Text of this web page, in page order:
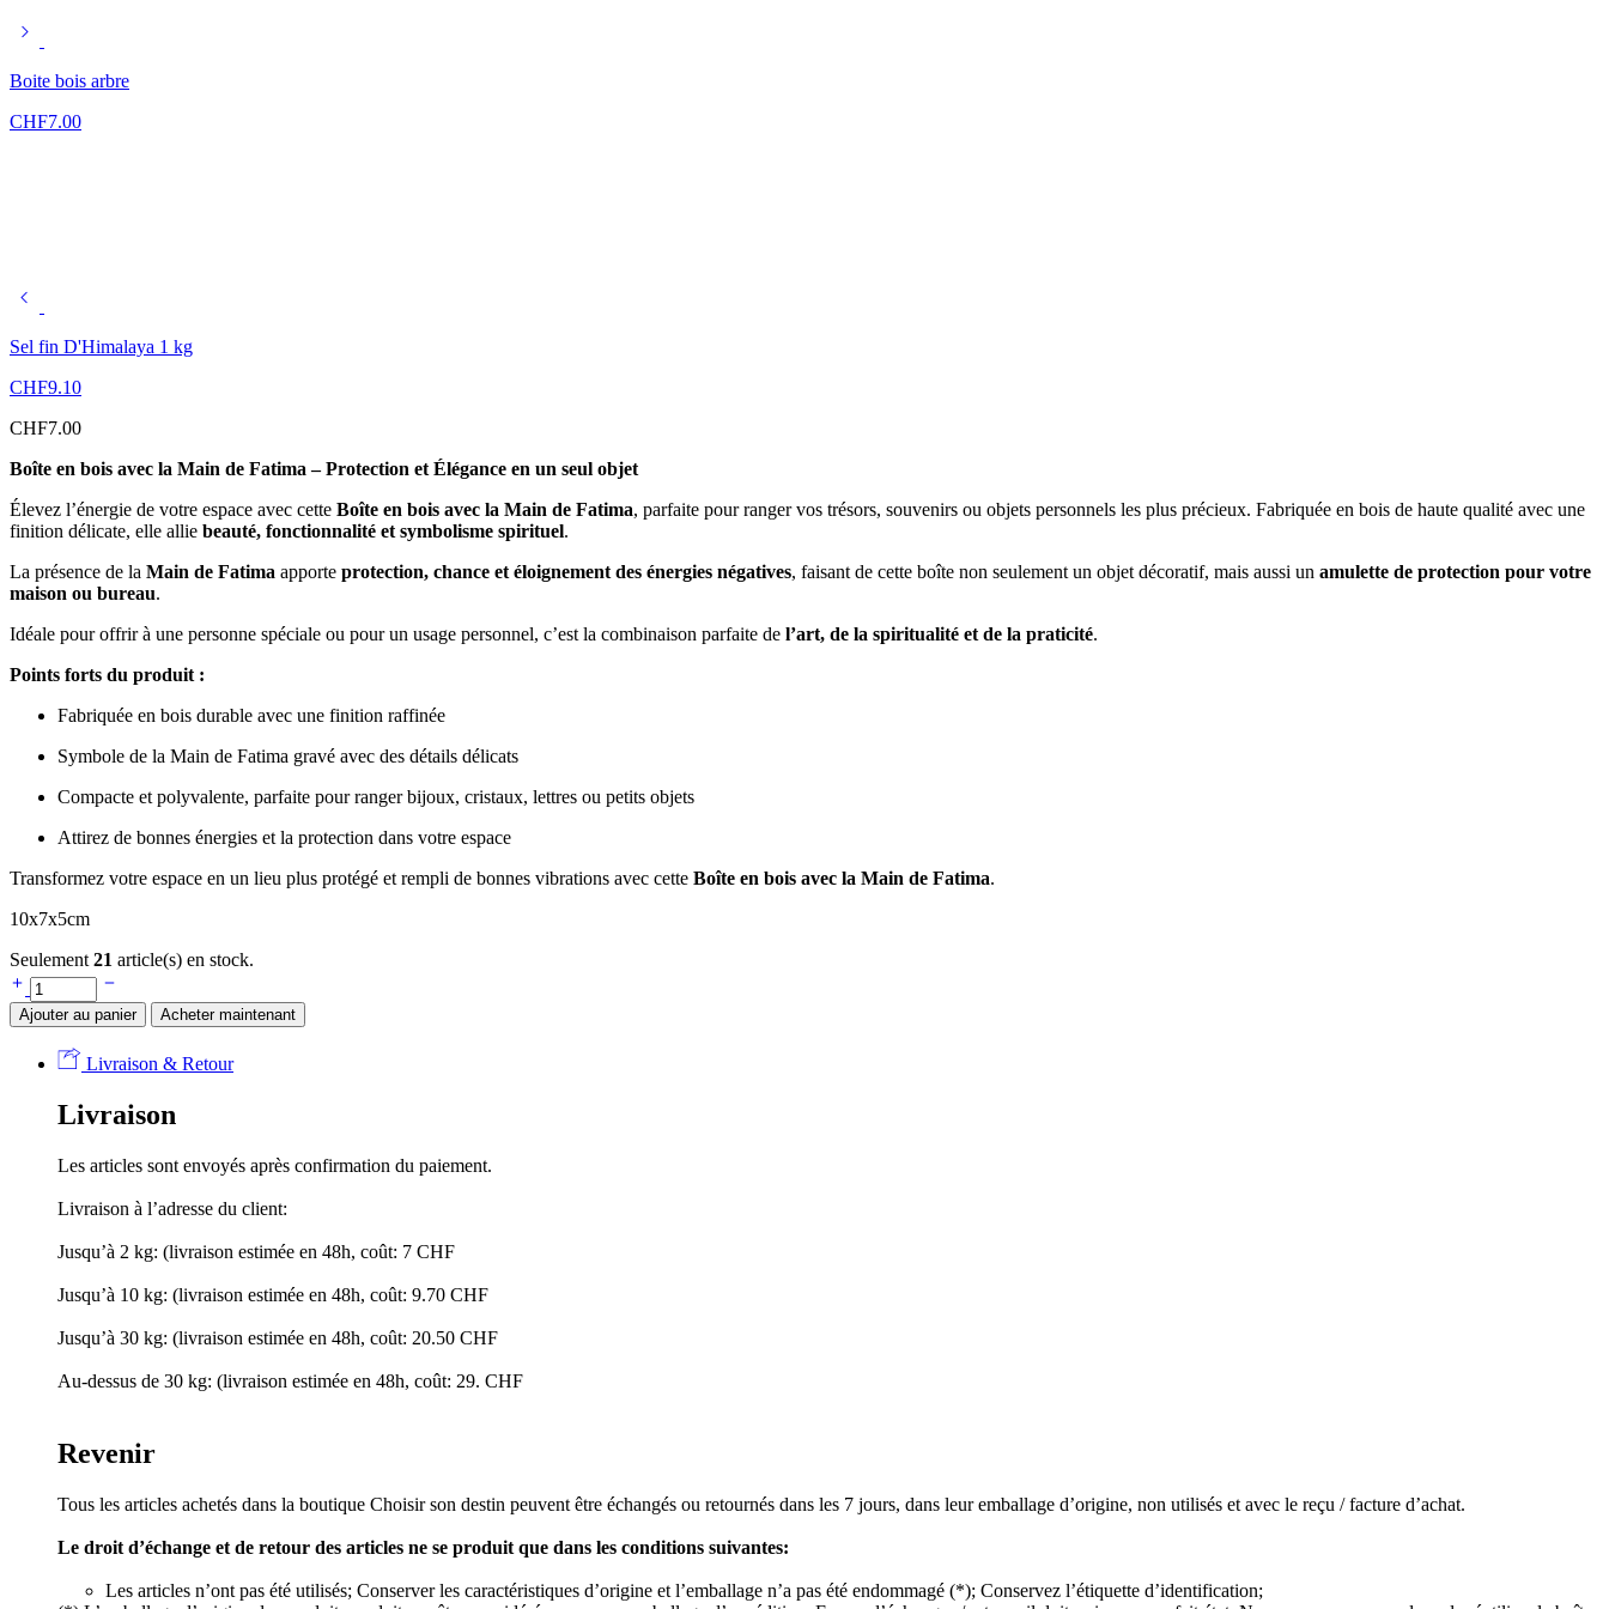
Boite bois arbre
CHF7.00
Sel fin D'Himalaya 1 kg
CHF9.10
CHF7.00
Boîte en bois avec la Main de Fatima – Protection et Élégance en un seul objet
Élevez l’énergie de votre espace avec cette Boîte en bois avec la Main de Fatima, parfaite pour ranger vos trésors, souvenirs ou objets personnels les plus précieux. Fabriquée en bois de haute qualité avec une
finition délicate, elle allie beauté, fonctionnalité et symbolisme spirituel.
La présence de la Main de Fatima apporte protection, chance et éloignement des énergies négatives, faisant de cette boîte non seulement un objet décoratif, mais aussi un amulette de protection pour votre
maison ou bureau.
Idéale pour offrir à une personne spéciale ou pour un usage personnel, c’est la combinaison parfaite de l’art, de la spiritualité et de la praticité.
Points forts du produit :
Fabriquée en bois durable avec une finition raffinée
Symbole de la Main de Fatima gravé avec des détails délicats
Compacte et polyvalente, parfaite pour ranger bijoux, cristaux, lettres ou petits objets
Attirez de bonnes énergies et la protection dans votre espace
Transformez votre espace en un lieu plus protégé et rempli de bonnes vibrations avec cette Boîte en bois avec la Main de Fatima.
10x7x5cm
Seulement 21 article(s) en stock.
Ajouter au panier Acheter maintenant
Livraison & Retour
Livraison
Les articles sont envoyés après confirmation du paiement.
Livraison à l’adresse du client:
Jusqu’à 2 kg: (livraison estimée en 48h, coût: 7 CHF
Jusqu’à 10 kg: (livraison estimée en 48h, coût: 9.70 CHF
Jusqu’à 30 kg: (livraison estimée en 48h, coût: 20.50 CHF
Au-dessus de 30 kg: (livraison estimée en 48h, coût: 29. CHF
Revenir
Tous les articles achetés dans la boutique Choisir son destin peuvent être échangés ou retournés dans les 7 jours, dans leur emballage d’origine, non utilisés et avec le reçu / facture d’achat.
Le droit d’échange et de retour des articles ne se produit que dans les conditions suivantes:
Les articles n’ont pas été utilisés; Conserver les caractéristiques d’origine et l’emballage n’a pas été endommagé (*); Conservez l’étiquette d’identification;